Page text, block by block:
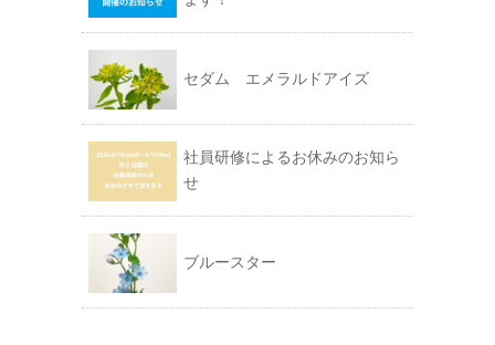
セダム エメラルドアイズ
社員研修によるお休みのお知ら
せ
ブルースター